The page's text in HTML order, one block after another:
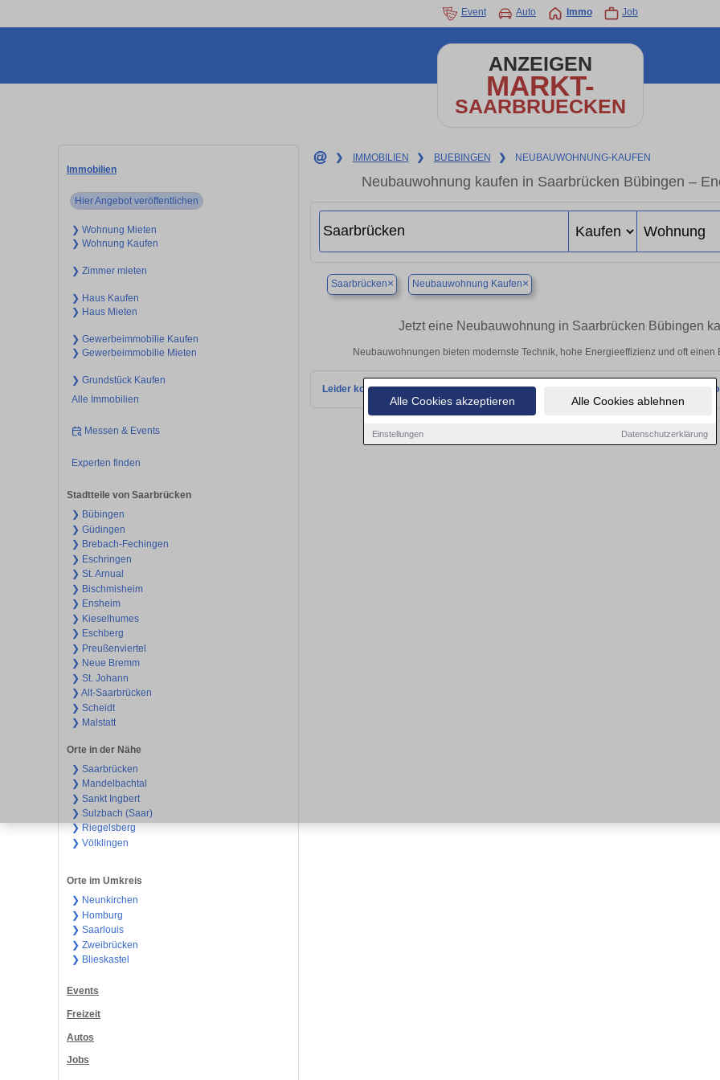
Alle Cookies akzeptieren Alle Cookies ablehnen
Einstellungen Datenschutzerklärung
Event Auto Immo Job
ANZEIGEN
MARKT-
SAARBRUECKEN
Immobilien
Hier Angebot veröffentlichen
❯ Wohnung Mieten
❯ Wohnung Kaufen
❯ Zimmer mieten
❯ Haus Kaufen
❯ Haus Mieten
❯ Gewerbeimmobilie Kaufen
❯ Gewerbeimmobilie Mieten
❯ Grundstück Kaufen
Alle Immobilien
Messen & Events
Experten finden
Stadtteile von Saarbrücken
❯ Bübingen
❯ Güdingen
❯ Brebach-Fechingen
❯ Eschringen
❯ St. Arnual
❯ Bischmisheim
❯ Ensheim
❯ Kieselhumes
❯ Eschberg
❯ Preußenviertel
❯ Neue Bremm
❯ St. Johann
❯ Alt-Saarbrücken
❯ Scheidt
❯ Malstatt
Orte in der Nähe
❯ Saarbrücken
❯ Mandelbachtal
❯ Sankt Ingbert
❯ Sulzbach (Saar)
❯ Riegelsberg
❯ Völklingen
Orte im Umkreis
❯ Neunkirchen
❯ Homburg
❯ Saarlouis
❯ Zweibrücken
❯ Blieskastel
Events
Freizeit
Autos
Jobs
❯ IMMOBILIEN ❯ BUEBINGEN ❯ NEUBAUWOHNUNG-KAUFEN
Neubauwohnung kaufen in Saarbrücken Bübingen –
Saarbrücken× Neubauwohnung Kaufen×
Jetzt eine Neubauwohnung in Saarbrücken Bübingen
Neubauwohnungen bieten modernste Technik, hohe Energieeffizienz und oft
Leider konnten wir derzeit keine passenden Objekte finden. Schauen Sie bald wieder